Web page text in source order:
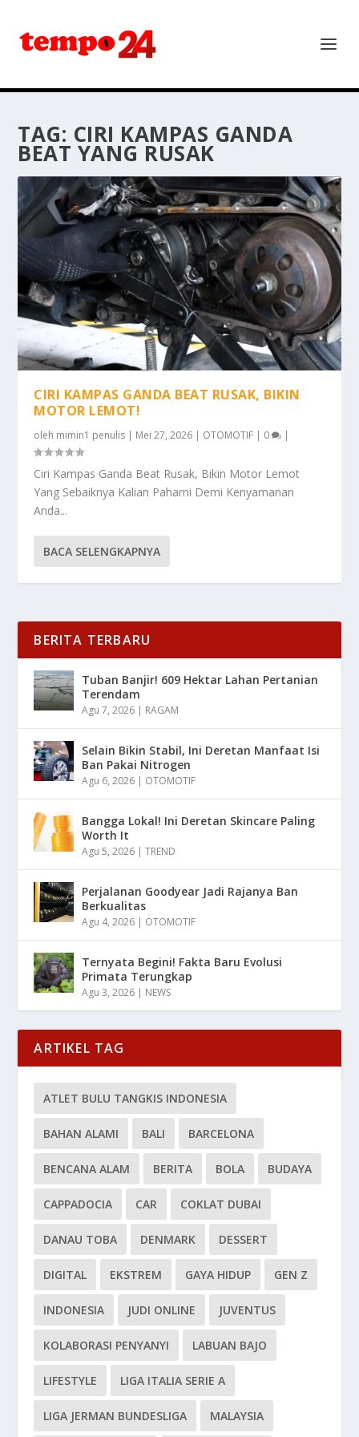
TAG: CIRI KAMPAS GANDA
BEAT YANG RUSAK
CIRI KAMPAS GANDA BEAT RUSAK, BIKIN
MOTOR LEMOT!
oleh mimin1 penulis | Mei 27, 2026 | OTOMOTIF | 0 |
Ciri Kampas Ganda Beat Rusak, Bikin Motor Lemot
Yang Sebaiknya Kalian Pahami Demi Kenyamanan
Anda...
BACA SELENGKAPNYA
BERITA TERBARU
Tuban Banjir! 609 Hektar Lahan Pertanian
Terendam
Agu 7, 2026 | RAGAM
Selain Bikin Stabil, Ini Deretan Manfaat Isi
Ban Pakai Nitrogen
Agu 6, 2026 | OTOMOTIF
Bangga Lokal! Ini Deretan Skincare Paling
Worth It
Agu 5, 2026 |TREND
Perjalanan Goodyear Jadi Rajanya Ban
Berkualitas
Agu 4, 2026 | OTOMOTIF
Ternyata Begini! Fakta Baru Evolusi
Primata Terungkap
Agu 3, 2026 | NEWS
ARTIKEL TAG
ATLET BULU TANGKIS INDONESIA
BAHAN ALAMI BALI BARCELONA
BENCANA ALAM BERITA BOLA BUDAYA
CAPPADOCIA CAR COKLAT DUBAI
DANAU TOBA DENMARK DESSERT
DIGITAL EKSTREM GAYA HIDUP GEN Z
INDONESIA JUDI ONLINE JUVENTUS
KOLABORASI PENYANYI LABUAN BAJO
LIFESTYLE LIGA ITALIA SERIE A
LIGA JERMAN BUNDESLIGA MALAYSIA